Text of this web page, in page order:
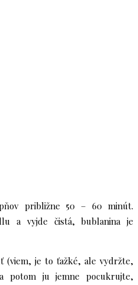
približne 50 – 60 minút.
a vyjde čistá, bublanina je
(viem, je to ťažké, ale vydržte,
potom ju jemne pocukrujte,